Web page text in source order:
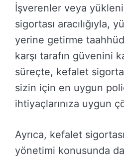
İşverenler veya
sigortası aracılığıyla,
yerine getirme
karşı tarafın güvenini
süreçte, kefalet
sizin için en uygun
ihtiyaçlarınıza uygun
Ayrıca, kefalet
yönetimi konusunda